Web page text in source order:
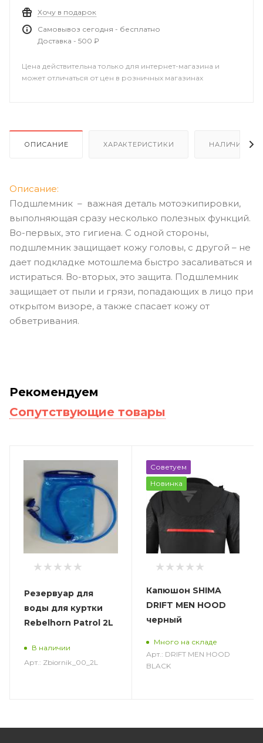
Хочу в подарок
Самовывоз сегодня - бесплатно
Доставка - 500 ₽
Цена действительна только для интернет-магазина и
может отличаться от цен в розничных магазинах
ОПИСАНИЕ ХАРАКТЕРИСТИКИ НАЛИЧИЕ
Описание:
Подшлемник – важная деталь мотоэкипировки,
выполняющая сразу несколько полезных функций.
Во-первых, это гигиена. С одной стороны,
подшлемник защищает кожу головы, с другой – не
дает подкладке мотошлема быстро засаливаться и
истираться. Во-вторых, это защита. Подшлемник
защищает от пыли и грязи, попадающих в лицо при
открытом визоре, а также спасает кожу от
обветривания.
Рекомендуем
Сопутствующие товары
Резервуар для
воды для куртки
Rebelhorn Patrol 2L
В наличии
Арт.: Zbiornik_00_2L
Советуем
Новинка
Капюшон SHIMA
DRIFT MEN HOOD
черный
Много на складе
Арт.: DRIFT MEN HOOD
BLACK